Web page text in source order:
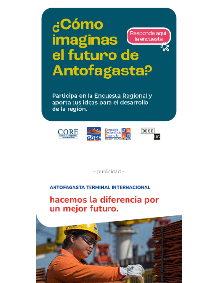
- publicidad -